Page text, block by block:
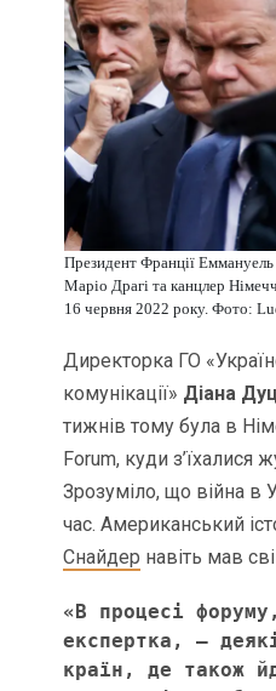
Президент Франції Еммануель
Маріо Драгі та канцлер
16 червня 2022 року. Фото:
Директорка ГО
комунікації» Діана
тижнів тому була в
Forum, куди з’їхалися
Зрозуміло, що війна в
час. Американський
Снайдер навіть мав
«В процесі
експертка, –
країн, де також